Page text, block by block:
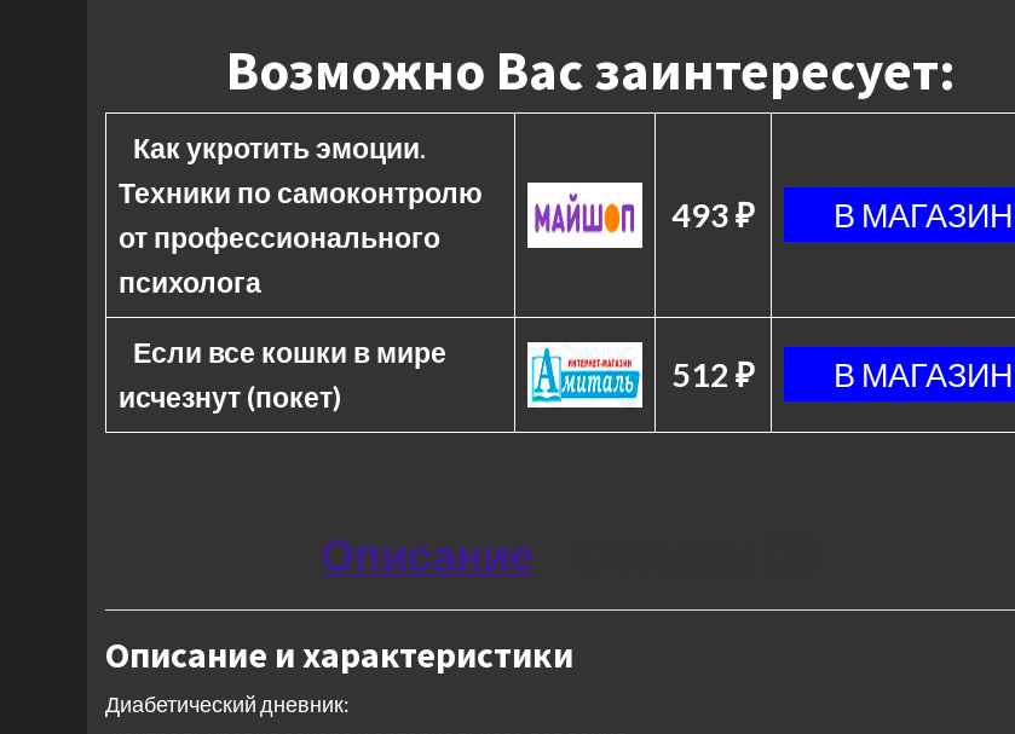
Возможно Вас заинтересует:
Как укротить эмоции.
Техники по самоконтролю
от профессионального
психолога
493 ₽
Если все кошки в мире
исчезнут (покет)
512 ₽
Описание
Описание и характеристики
Диабетический дневник: